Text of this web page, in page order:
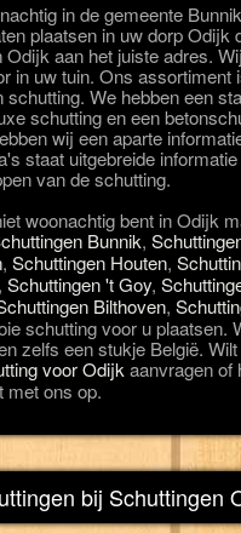
in de gemeente
plaatsen in uw dorp Odijk
Odijk aan het juiste adres.
in uw tuin. Ons assortiment
schutting. We hebben een
schutting en een
wij een aparte
staat uitgebreide
van de schutting.
woonachtig bent in Odijk
Bunnik,
, Schuttingen Houten,
, Schuttingen 't Goy,
Bilthoven,
schutting voor u plaatsen.
zelfs een stukje België.
voor Odijk aanvragen of
met ons op.
bij Schuttingen